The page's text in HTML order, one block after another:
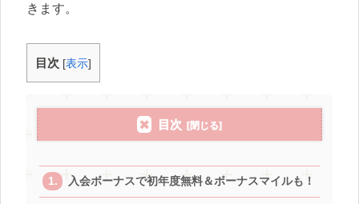
きます。
目次 [表示]
目次
入会ボーナスで初年度無料＆ボーナスマイルも！